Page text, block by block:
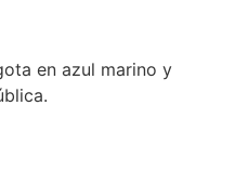
en azul marino y